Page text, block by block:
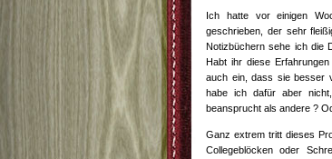
Ich hatte vor einigen
geschrieben, der sehr
Notizbüchern sehe ich die
Habt ihr diese
auch ein, dass sie besser
habe ich dafür aber
beansprucht als andere ?
Ganz extrem tritt dieses
Collegeblöcken oder